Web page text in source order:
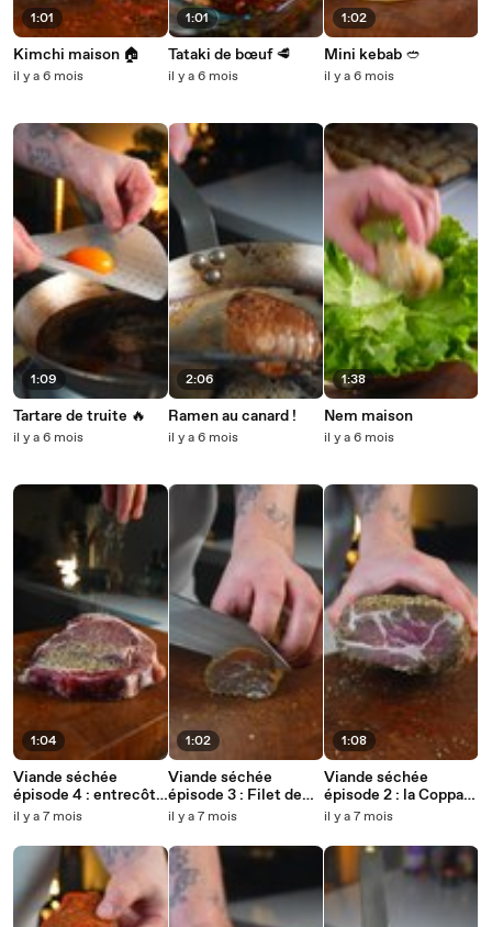
1:01
Kimchi maison 🏠
il y a 6 mois
1:09
Tartare de truite 🔥
il y a 6 mois
1:04
Viande séchée
épisode 4 : entrecôte
au poivre séchée 🥩
il y a 7 mois
1:01
Tataki de bœuf 🥩
il y a 6 mois
2:06
Ramen au canard !
il y a 6 mois
1:02
Viande séchée
épisode 3 : Filet de
veau aux épices cajun
il y a 7 mois
1:02
Mini kebab 🥙
il y a 6 mois
1:38
Nem maison
il y a 6 mois
1:08
Viande séchée
épisode 2 : la Coppa
aux herbes 🌿 🐷
il y a 7 mois